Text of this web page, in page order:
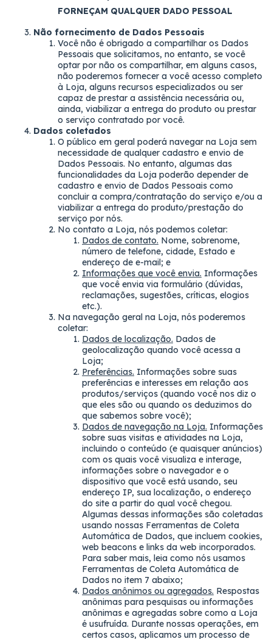
FORNEÇAM QUALQUER DADO PESSOAL
Não fornecimento de Dados Pessoais
Você não é obrigado a compartilhar os Dados
Pessoais que solicitamos, no entanto, se você
optar por não os compartilhar, em alguns casos,
não poderemos fornecer a você acesso completo
à Loja, alguns recursos especializados ou ser
capaz de prestar a assistência necessária ou,
ainda, viabilizar a entrega do produto ou prestar
o serviço contratado por você.
Dados coletados
O público em geral poderá navegar na Loja sem
necessidade de qualquer cadastro e envio de
Dados Pessoais. No entanto, algumas das
funcionalidades da Loja poderão depender de
cadastro e envio de Dados Pessoais como
concluir a compra/contratação do serviço e/ou a
viabilizar a entrega do produto/prestação do
serviço por nós.
No contato a Loja, nós podemos coletar:
Dados de contato. Nome, sobrenome,
número de telefone, cidade, Estado e
endereço de e-mail; e
Informações que você envia. Informações
que você envia via formulário (dúvidas,
reclamações, sugestões, críticas, elogios
etc.).
Na navegação geral na Loja, nós poderemos
coletar:
Dados de localização. Dados de
geolocalização quando você acessa a
Loja;
Preferências. Informações sobre suas
preferências e interesses em relação aos
produtos/serviços (quando você nos diz o
que eles são ou quando os deduzimos do
que sabemos sobre você);
Dados de navegação na Loja. Informações
sobre suas visitas e atividades na Loja,
incluindo o conteúdo (e quaisquer anúncios)
com os quais você visualiza e interage,
informações sobre o navegador e o
dispositivo que você está usando, seu
endereço IP, sua localização, o endereço
do site a partir do qual você chegou.
Algumas dessas informações são coletadas
usando nossas Ferramentas de Coleta
Automática de Dados, que incluem cookies,
web beacons e links da web incorporados.
Para saber mais, leia como nós usamos
Ferramentas de Coleta Automática de
Dados no item 7 abaixo;
Dados anônimos ou agregados. Respostas
anônimas para pesquisas ou informações
anônimas e agregadas sobre como a Loja
é usufruída. Durante nossas operações, em
certos casos, aplicamos um processo de